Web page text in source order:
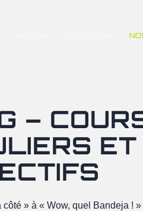
–
ET
» à « Wow, quel Bandeja ! »